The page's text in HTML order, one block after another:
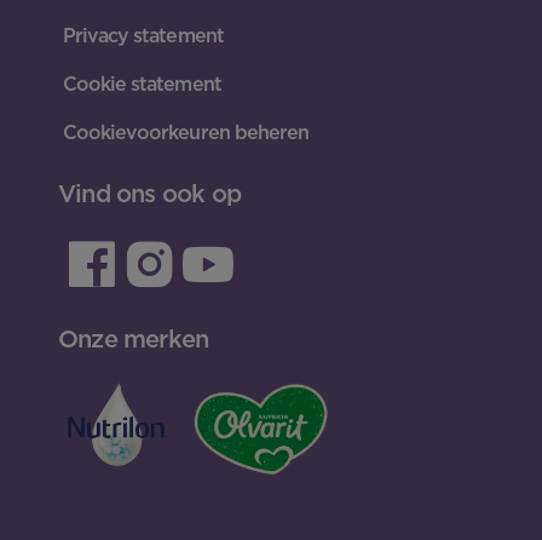
Privacy statement
Cookie statement
Cookievoorkeuren beheren
Vind ons ook op
Onze merken